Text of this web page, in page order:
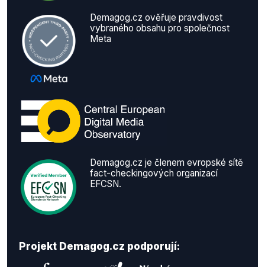
Demagog.cz ověřuje pravdivost
vybraného obsahu pro společnost
Meta
Demagog.cz je členem evropské sítě
fact-checkingových organizací
EFCSN.
Projekt Demagog.cz podporují: